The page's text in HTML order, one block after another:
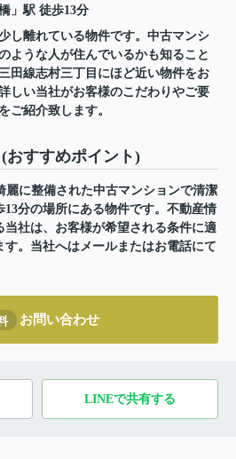
」駅 徒歩13分
し離れている物件です。中古マンシ
ような人が住んでいるかも知ること
田線志村三丁目にほど近い物件をお
しい当社がお客様のこだわりやご要
ご紹介致します。
すすめポイント)
に整備された中古マンションで清潔
分の場所にある物件です。不動産情
社は、お客様が希望される条件に適
す。当社へはメールまたはお電話にて
お問い合わせ
LINEで共有する